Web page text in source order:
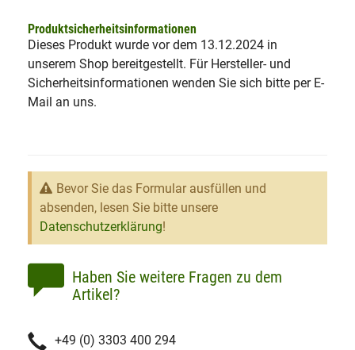
Produktsicherheitsinformationen
Dieses Produkt wurde vor dem 13.12.2024 in
unserem Shop bereitgestellt. Für Hersteller- und
Sicherheitsinformationen wenden Sie sich bitte per E-
Mail an uns.
Bevor Sie das Formular ausfüllen und
absenden, lesen Sie bitte unsere
Datenschutzerklärung!
Haben Sie weitere Fragen zu dem
Artikel?
+49 (0) 3303 400 294